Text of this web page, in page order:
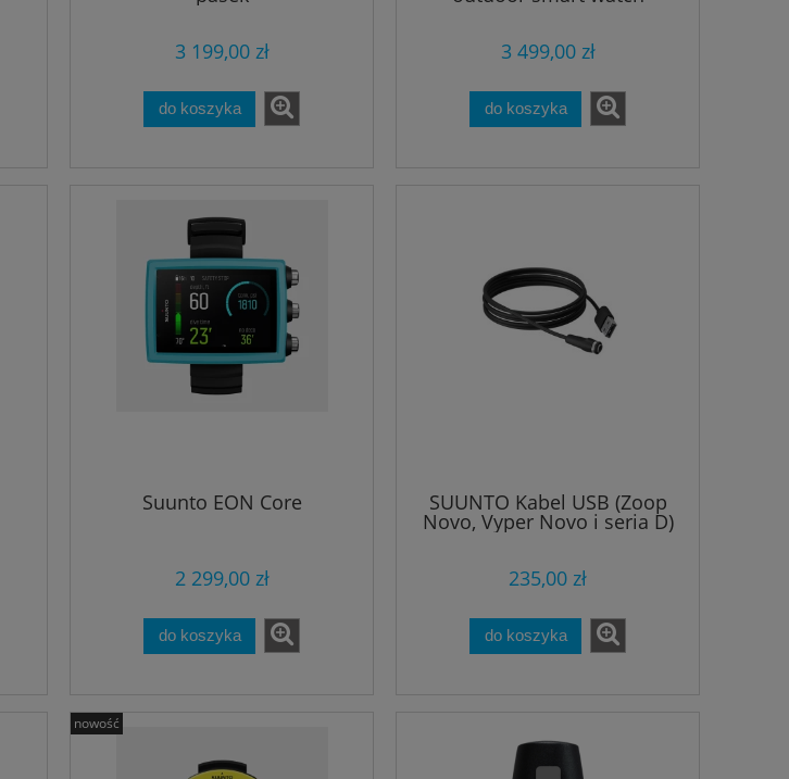
3 199,00 zł
do koszyka
3 499,00 zł
do koszyka
Suunto EON Core
2 299,00 zł
do koszyka
SUUNTO Kabel USB (Zoop
Novo, Vyper Novo i seria D)
235,00 zł
do koszyka
nowość